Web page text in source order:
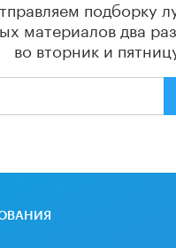
подборку
материалов два
во вторник и